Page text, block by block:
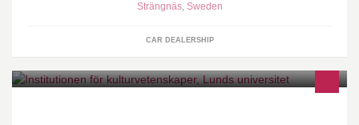
Strängnäs, Sweden
CAR DEALERSHIP